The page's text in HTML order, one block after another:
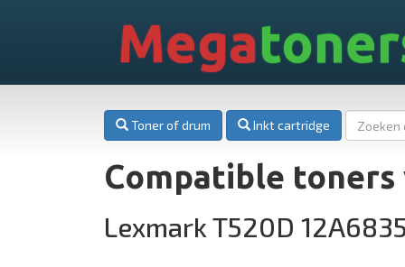
Mega
Toner of drum Inkt cartridge
Compatible toners
Lexmark T520D